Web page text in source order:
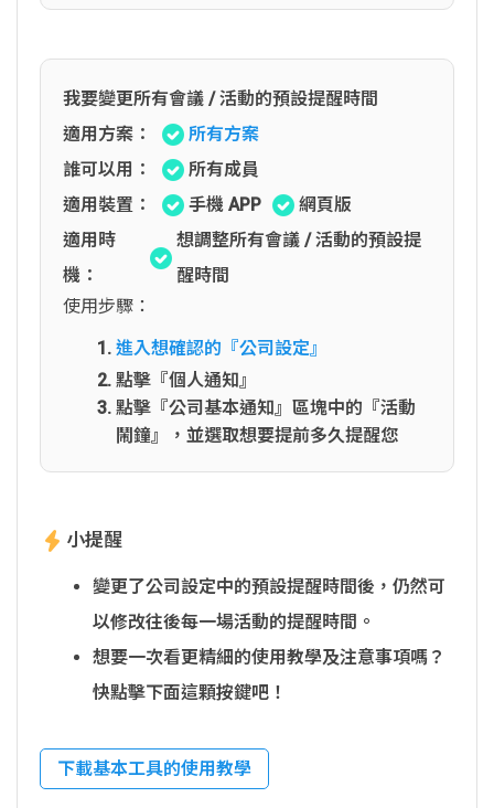
我要變更所有會議 / 活動的預設提醒時間
適用方案：
所有方案
誰可以用：
所有成員
適用裝置：
手機 APP
網頁版
適用時
機：
想調整所有會議 / 活動的預設提
醒時間
使用步驟：
進入想確認的『公司設定』
點擊『個人通知』
點擊『公司基本通知』區塊中的『活動
鬧鐘』，並選取想要提前多久提醒您
小提醒
變更了公司設定中的預設提醒時間後，仍然可
以修改往後每一場活動的提醒時間。
想要一次看更精細的使用教學及注意事項嗎？
快點擊下面這顆按鍵吧！
下載基本工具的使用教學